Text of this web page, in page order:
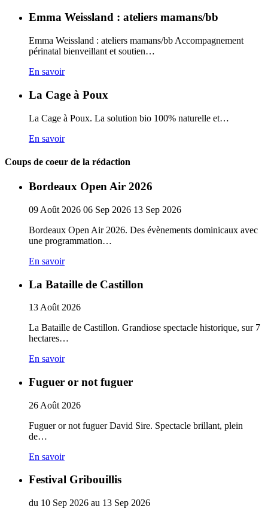
Emma Weissland : ateliers mamans/bb
Emma Weissland : ateliers mamans/bb Accompagnement
périnatal bienveillant et soutien…
En savoir
La Cage à Poux
La Cage à Poux. La solution bio 100% naturelle et…
En savoir
Coups de coeur de la rédaction
Bordeaux Open Air 2026
09 Août 2026 06 Sep 2026 13 Sep 2026
Bordeaux Open Air 2026. Des évènements dominicaux avec
une programmation…
En savoir
La Bataille de Castillon
13 Août 2026
La Bataille de Castillon. Grandiose spectacle historique, sur 7
hectares…
En savoir
Fuguer or not fuguer
26 Août 2026
Fuguer or not fuguer David Sire. Spectacle brillant, plein
de…
En savoir
Festival Gribouillis
du 10 Sep 2026 au 13 Sep 2026